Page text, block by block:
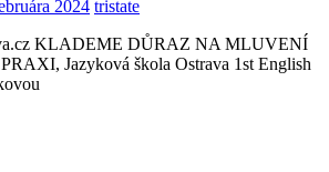
2024 tristate
KLADEME DŮRAZ NA MLUVENÍ
Jazyková škola Ostrava 1st English